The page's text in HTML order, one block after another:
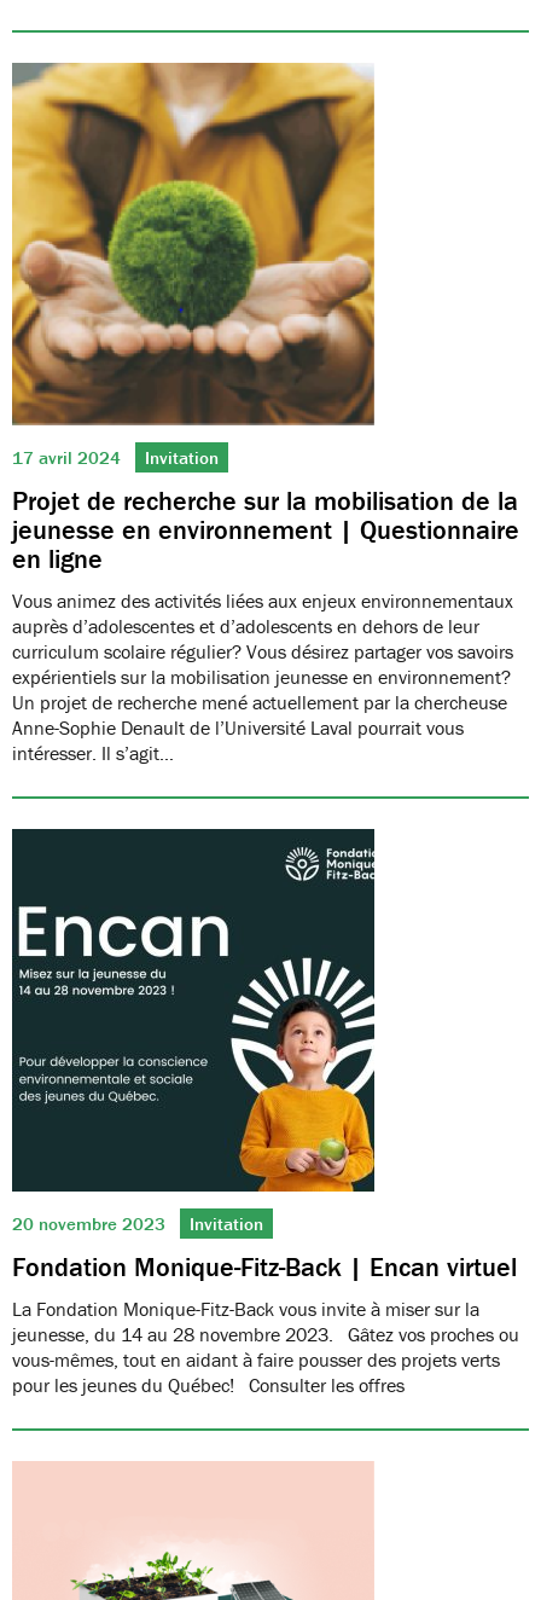
17 avril 2024 Invitation
Projet de recherche sur la mobilisation de la
jeunesse en environnement | Questionnaire
en ligne
Vous animez des activités liées aux enjeux environnementaux
auprès d’adolescentes et d’adolescents en dehors de leur
curriculum scolaire régulier? Vous désirez partager vos savoirs
expérientiels sur la mobilisation jeunesse en environnement?
Un projet de recherche mené actuellement par la chercheuse
Anne-Sophie Denault de l’Université Laval pourrait vous
intéresser. Il s’agit…
20 novembre 2023 Invitation
Fondation Monique-Fitz-Back | Encan virtuel
La Fondation Monique-Fitz-Back vous invite à miser sur la
jeunesse, du 14 au 28 novembre 2023. Gâtez vos proches ou
vous-mêmes, tout en aidant à faire pousser des projets verts
pour les jeunes du Québec! Consulter les offres